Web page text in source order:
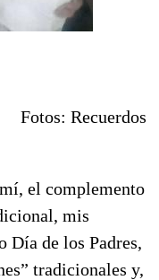
Recuerdos
el complemento
mis
Día de los Padres,
tradicionales y,